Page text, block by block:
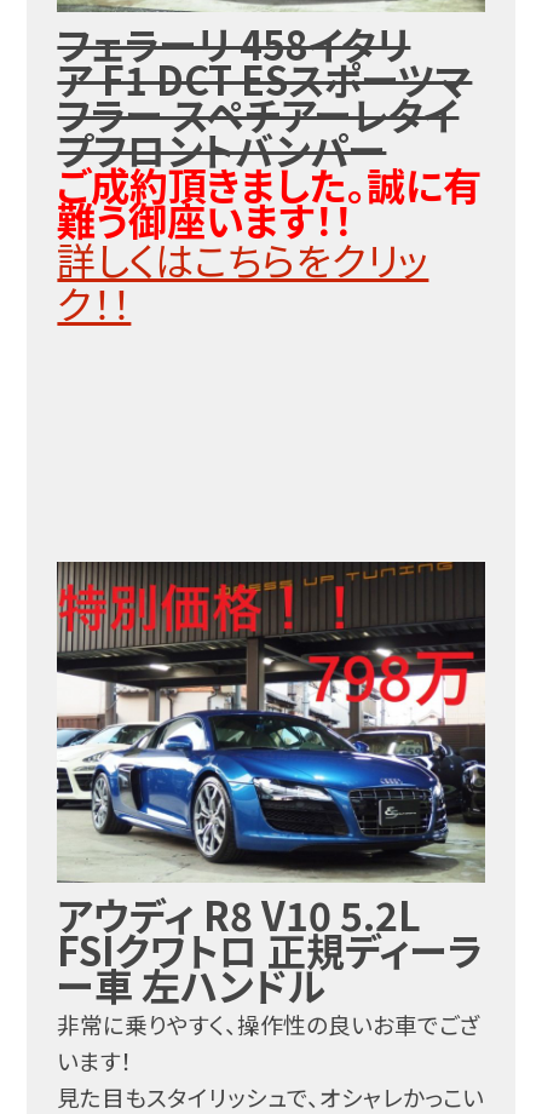
フェラーリ 458イタリ
ア F1 DCT ESスポーツマ
フラー スペチアーレタイ
プフロントバンパー
ご成約頂きました。誠に有
難う御座います！！
詳しくはこちらをクリッ
ク！！
アウディ R8 V10 5.2L
FSIクワトロ 正規ディーラ
ー車 左ハンドル
非常に乗りやすく、操作性の良いお車でござ
います！
見た目もスタイリッシュで、オシャレかっこい